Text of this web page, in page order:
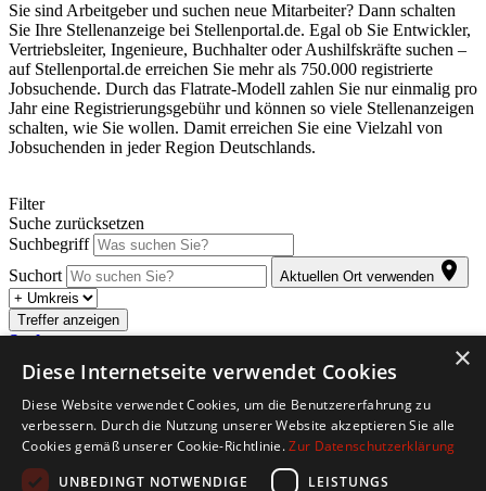
Sie sind Arbeitgeber und suchen neue Mitarbeiter? Dann schalten
Sie Ihre Stellenanzeige bei Stellenportal.de. Egal ob Sie Entwickler,
Vertriebsleiter, Ingenieure, Buchhalter oder Aushilfskräfte suchen –
auf Stellenportal.de erreichen Sie mehr als 750.000 registrierte
Jobsuchende. Durch das Flatrate-Modell zahlen Sie nur einmalig pro
Jahr eine Registrierungsgebühr und können so viele Stellenanzeigen
schalten, wie Sie wollen. Damit erreichen Sie eine Vielzahl von
Jobsuchenden in jeder Region Deutschlands.
Filter
Suche zurücksetzen
Suchbegriff
Suchort
Aktuellen Ort verwenden
Treffer anzeigen
Suche anpassen
Abonnieren Sie den kostenlosen Jobletter. Sobald für Sie passende
Stellenangebote eintreffen, werden Sie automatisch per E-Mail
informiert.
Copyright © 2026. Alle Rechte vorbehalten.
×
Diese Internetseite verwendet Cookies
Diese Website verwendet Cookies, um die Benutzererfahrung zu
verbessern. Durch die Nutzung unserer Website akzeptieren Sie alle
Cookies gemäß unserer Cookie-Richtlinie.Zur Datenschutzerklärung
UNBEDINGT NOTWENDIGE
LEISTUNGS